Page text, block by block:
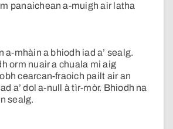
panaichean a-muigh air latha
a-mhàin a bhiodh iad a’ sealg.
orm nuair a chuala mi aig
cearcan-fraoich pailt air an
a’ dol a-null à tìr-mòr. Bhiodh na
sealg.